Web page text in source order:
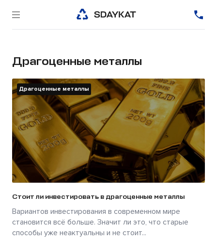
Драгоценные металлы
Драгоценные металлы
Стоит ли инвестировать в драгоценные металлы
Вариантов инвестирования в современном мире
становится всё больше. Значит ли это, что старые
способы уже неактуальны и не стоит...